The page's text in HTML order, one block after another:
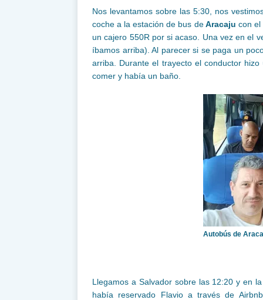
Nos levantamos sobre las 5:30, nos
coche a la estación de bus deAracaju con el
un cajero 550R por si acaso. Una vez en el
íbamos arriba). Al parecer si se paga un
arriba. Durante el trayecto el conductor
comer y había un baño.
Autobús de
Llegamos a Salvador sobre las 12:20 y en
había reservado Flavio a través de